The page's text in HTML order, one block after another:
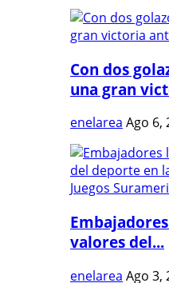
Con dos
una gran
enelarea Ago 6,
valores del...
enelarea Ago 3,